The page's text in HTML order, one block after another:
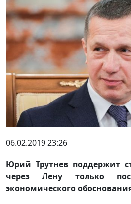
06.02.2019 23:26
Юрий Трутнев поддержит
через Лену только
экономического